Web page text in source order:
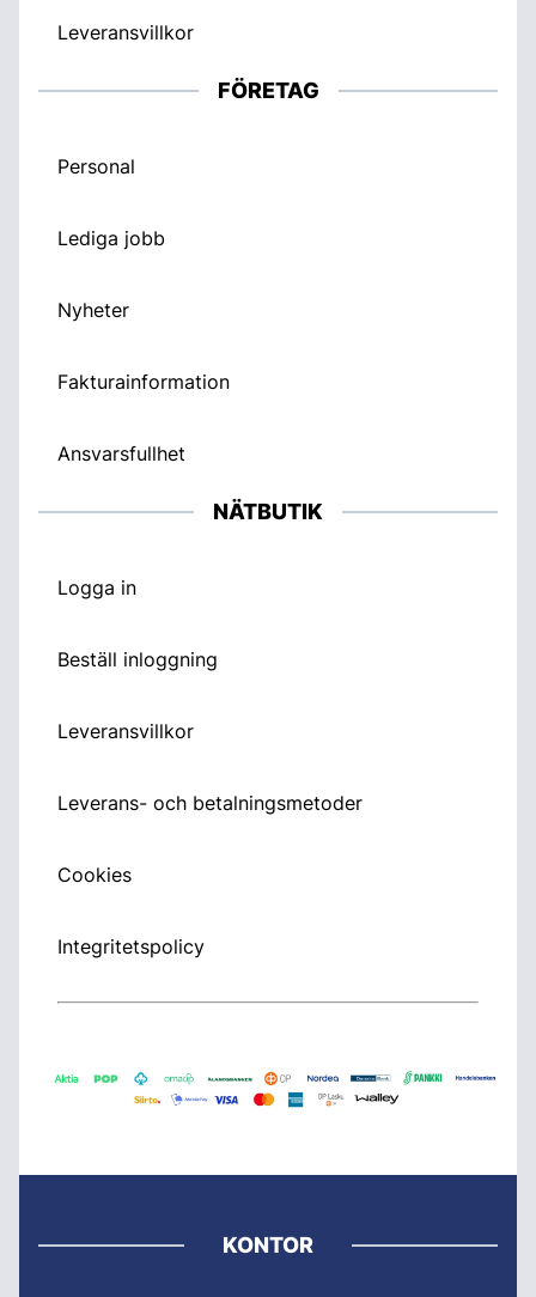
Leveransvillkor
FÖRETAG
Personal
Lediga jobb
Nyheter
Fakturainformation
Ansvarsfullhet
NÄTBUTIK
Logga in
Beställ inloggning
Leveransvillkor
Leverans- och betalningsmetoder
Cookies
Integritetspolicy
KONTOR